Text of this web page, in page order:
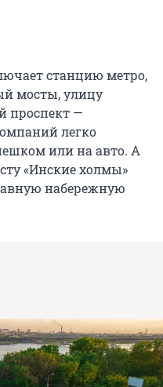
станцию метро,
мосты, улицу
проспект —
легко
или на авто. А
«Инские холмы»
набережную